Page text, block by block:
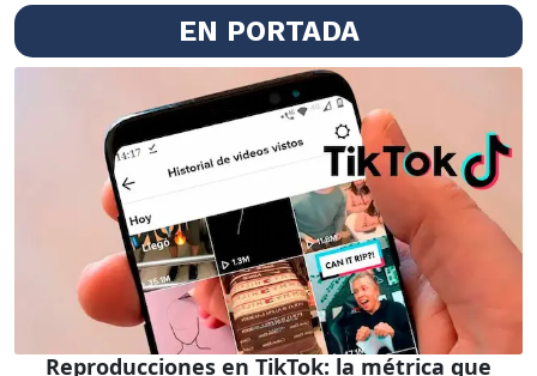
EN PORTADA
Reproducciones en TikTok: la métrica que